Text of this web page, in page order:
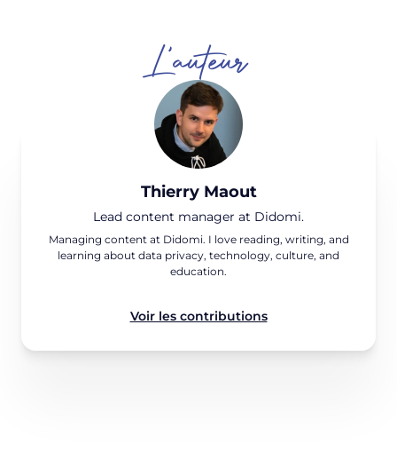
L'auteur
Thierry Maout
Lead content manager at Didomi.
Managing content at Didomi. I love reading, writing, and
learning about data privacy, technology, culture, and
education.
Voir les contributions